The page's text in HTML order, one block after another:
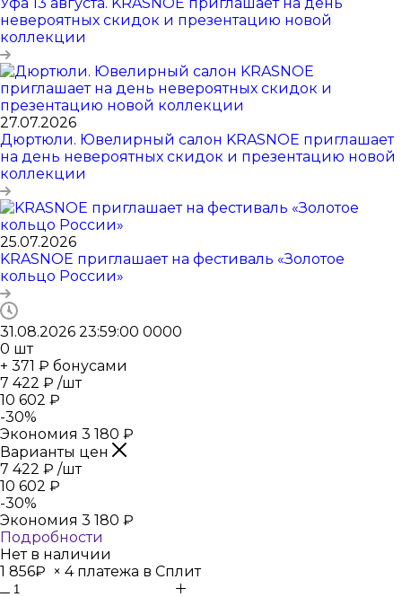
невероятных скидок и презентацию новой
коллекции
27.07.2026
Дюртюли. Ювелирный салон KRASNOE приглашает
на день невероятных скидок и презентацию новой
коллекции
25.07.2026
KRASNOE приглашает на фестиваль «Золотое
кольцо России»
31.08.2026 23:59:00 0000
0 шт
+ 371 ₽ бонусами
7 422 ₽ /шт
10 602 ₽
-30%
Экономия 3 180 ₽
Варианты цен
7 422 ₽ /шт
10 602 ₽
-30%
Экономия 3 180 ₽
Подробности
Нет в наличии
1 856₽ × 4 платежа в Сплит